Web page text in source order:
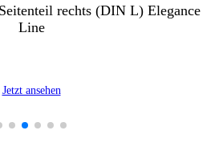
rechts (DIN L) Elegance
Line
Jetzt ansehen